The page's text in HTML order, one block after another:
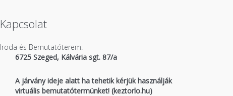
Kapcsolat
Iroda és Bemutatóterem:
6725 Szeged, Kálvária sgt. 87/a
A járvány ideje alatt ha tehetik kérjük használják
virtuális bemutatótermünket! (keztorlo.hu)